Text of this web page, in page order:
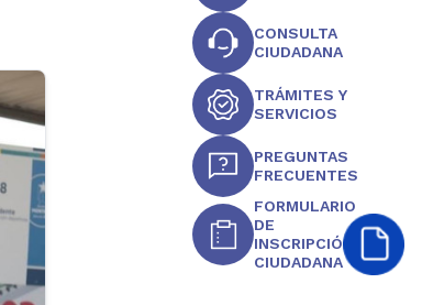
CONSULTA
CIUDADANA
TRÁMITES Y
SERVICIOS
PREGUNTAS
FRECUENTES
FORMULARIO
DE
INSCRIPCIÓN
CIUDADANA